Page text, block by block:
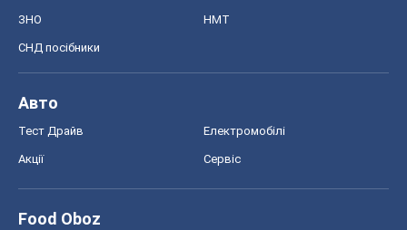
ЗНО НМТ
СНД посібники
Авто
Тест Драйв Електромобілі
Акції Сервіс
Food Oboz